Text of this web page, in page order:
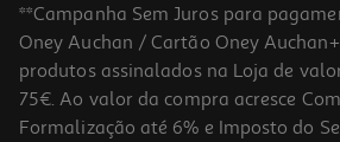
-10%
**Campanha Sem Juros para
Oney Auchan / Cartão Oney
produtos assinalados na Loja de
75€. Ao valor da compra acresce
Formalização até 6% e Imposto do